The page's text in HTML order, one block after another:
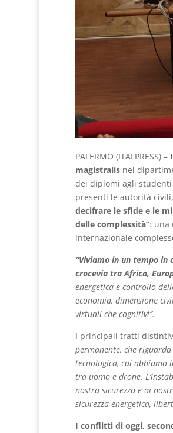
PALERMO (ITALPRESS) –
magistralisnel
dei diplomi agli
presenti le autorità
decifrare le sfide e le
delle complessità”: una
internazionale
“Viviamo in un tempo
crocevia tra Africa,
energetica e controllo
economia, dimensione
virtuali che cognitivi”.
I principali tratti
permanente, che
tecnologica, cui
tra uomo e drone.
nostra sicurezza e ai
sicurezza energetica,
I conflitti di oggi,